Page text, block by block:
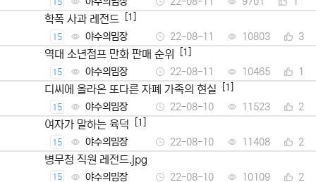
학폭 사과 레전드 [1]
15 야수의밈장 22-08-11 10803 3
역대 소년점프 만화 판매 순위 [1]
15 야수의밈장 22-08-11 10465 1
디씨에 올라온 또다른 자폐 가족의 현실 [1]
15 야수의밈장 22-08-10 11523 2
여자가 말하는 육덕 [1]
15 야수의밈장 22-08-10 11408 2
병무청 직원 레전드.jpg
15 야수의밈장 22-08-10 10109 2